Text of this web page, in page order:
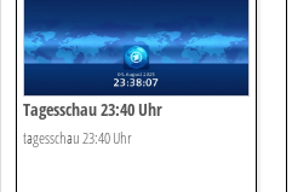
Tagesschau 23:40 Uhr
tagesschau 23:40 Uhr